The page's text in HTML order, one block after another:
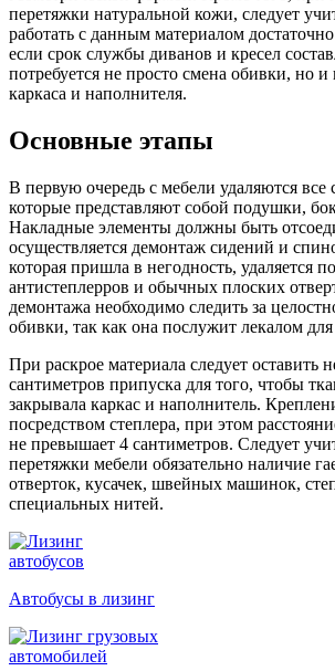
перетяжки натуральной кожи, следует
работать с данным материалом
если срок службы диванов и кресел
потребуется не просто смена обивки, но и
каркаса и наполнителя.
Основные этапы
В первую очередь с мебели удаляются все
которые представляют собой подушки,
Накладные элементы должны быть
осуществляется демонтаж сидений и
которая пришла в негодность, удаляется
антистеплерров и обычных плоских
демонтажа необходимо следить за
обивки, так как она послужит лекалом
При раскрое материала следует оставить
сантиметров припуска для того, чтобы
закрывала каркас и наполнитель.
посредством степлера, при этом
не превышает 4 сантиметров. Следует
перетяжки мебели обязательно наличие
отверток, кусачек, швейных машинок,
специальных нитей.
Автобусы в лизинг